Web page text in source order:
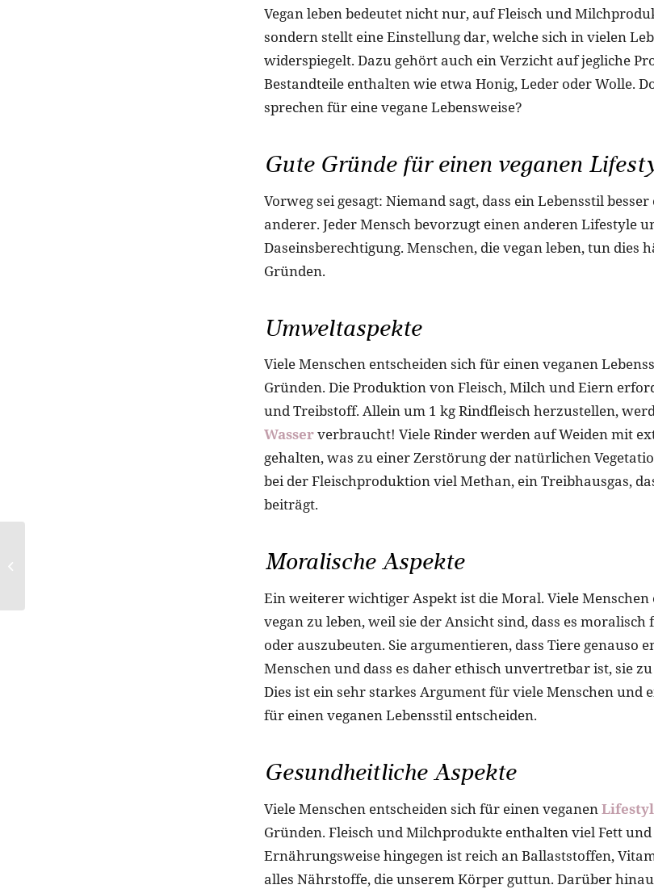
Vegan leben bedeutet nicht nur, auf Fleisch und
sondern stellt eine Einstellung dar, welche sich in vielen
widerspiegelt. Dazu gehört auch ein Verzicht auf jegliche
Bestandteile enthalten wie etwa Honig, Leder oder Wolle.
sprechen für eine vegane Lebensweise?
Gute Gründe für einen veganen
Vorweg sei gesagt: Niemand sagt, dass ein Lebensstil
anderer. Jeder Mensch bevorzugt einen anderen Lifestyle
Daseinsberechtigung. Menschen, die vegan leben, tun dies
Gründen.
Umweltaspekte
Viele Menschen entscheiden sich für einen veganen
Gründen. Die Produktion von Fleisch, Milch und Eiern
und Treibstoff. Allein um 1 kg Rindfleisch herzustellen,
Wasserverbraucht! Viele Rinder werden auf Weiden mit
gehalten, was zu einer Zerstörung der natürlichen
bei der Fleischproduktion viel Methan, ein Treibhausgas,
beiträgt.
Moralische Aspekte
Ein weiterer wichtiger Aspekt ist die Moral. Viele
vegan zu leben, weil sie der Ansicht sind, dass es moralisch
oder auszubeuten. Sie argumentieren, dass Tiere genauso
Menschen und dass es daher ethisch unvertretbar ist, sie
Dies ist ein sehr starkes Argument für viele Menschen und
für einen veganen Lebensstil entscheiden.
Gesundheitliche Aspekte
Viele Menschen entscheiden sich für einen veganen
Gründen. Fleisch und Milchprodukte enthalten viel Fett
Ernährungsweise hingegen ist reich an Ballaststoffen,
alles Nährstoffe, die unserem Körper guttun. Darüber